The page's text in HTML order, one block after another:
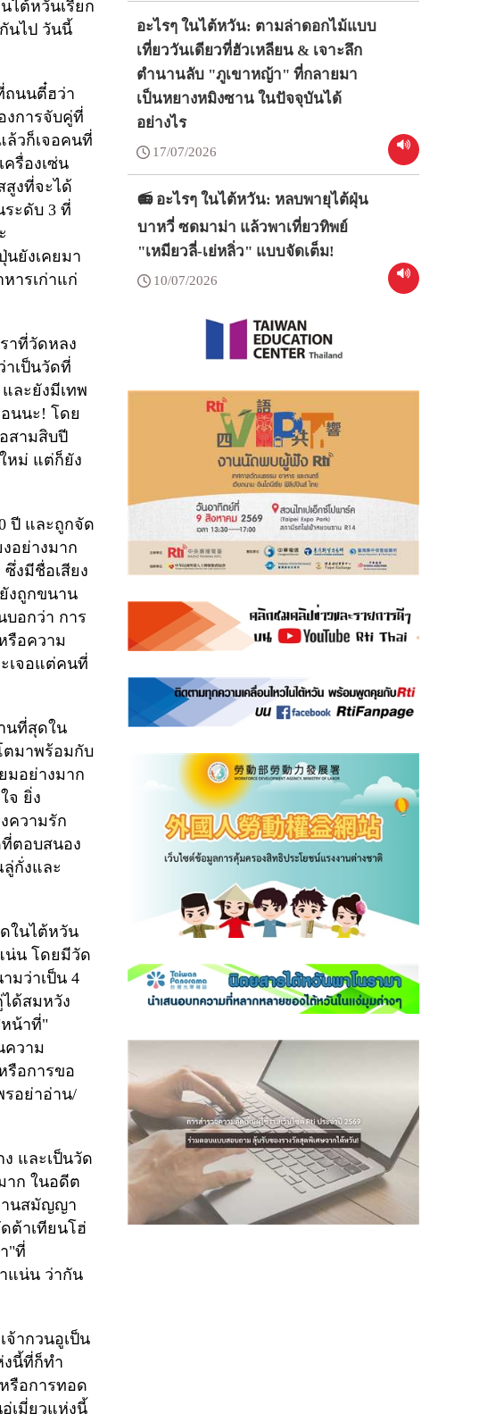
ไต้หวันเรียก
นไป วันนี้
ถนนตี๋ฮว่า
งการจับคู่ที่
วก็เจอคนที่
รื่องเซ่น
สูงที่จะได้
ระดับ3ที่
ยังเคยมา
ารเก่าแก่
าที่วัดหลง
เป็นวัดที่
ละยังมีเทพ
อนนะ!โดย
สามสิบปี
หม่ แต่ก็ยัง
ปี และถูกจัด
อย่างมาก
งมีชื่อเสียง
งถูกขนาน
อกว่า การ
รือความ
เจอแต่คนที่
นที่สุดใน
ตมาพร้อมกับ
มอย่างมาก
จ ยิ่ง
ความรัก
ตอบสนอง
กั่งและ
ในไต้หวัน
น่น โดยมีวัด
มว่าเป็น4
ด้สมหวัง
น้าที่"
ความ
รือการขอ
อย่าอ่าน/
ง และเป็นวัด
าก ในอดีต
านสมัญญา
ต้าเทียนโฮ่
"ที่
แน่น ว่ากัน
จ้ากวนอูเป็น
งนี้ที่ก็ทำ
รือการทอด
เมี่ยวแห่งนี้
อะไรๆ ในไต้หวัน: ตามล่าดอกไม้แบบ
เที่ยววันเดียวที่ฮัวเหลียน & เจาะลึก
ตำนานลับ "ภูเขาหญ้า" ที่กลายมา
เป็นหยางหมิงซาน ในปัจจุบันได้
อย่างไร
17/07/2026
📻 อะไรๆ ในไต้หวัน: หลบพายุไต้ฝุ่น
บาหวี่ ซดมาม่า แล้วพาเที่ยวทิพย์
"เหมียวลี่-เย่หลิ่ว" แบบจัดเต็ม!
10/07/2026